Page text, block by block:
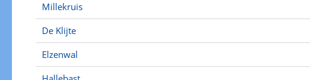
Millekruis
De Klijte
Elzenwal